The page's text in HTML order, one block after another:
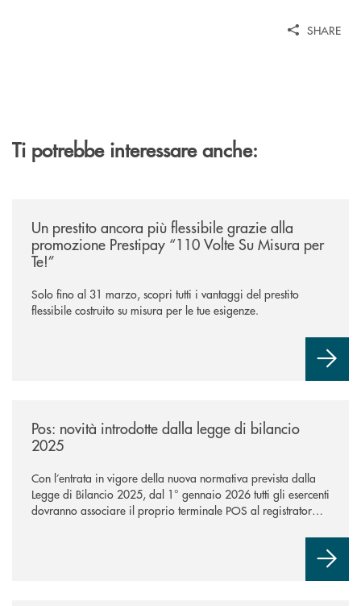
SHARE
Ti potrebbe interessare anche:
Un prestito ancora più flessibile grazie alla
promozione Prestipay “110 Volte Su Misura per
Te!”
Solo fino al 31 marzo, scopri tutti i vantaggi del prestito
flessibile costruito su misura per le tue esigenze.
Pos: novità introdotte dalla legge di bilancio
2025
Con l’entrata in vigore della nuova normativa prevista dalla
Legge di Bilancio 2025, dal 1° gennaio 2026 tutti gli esercenti
dovranno associare il proprio terminale POS al registratore
misura che mira a ottenere un quadro più chiaro e coerente
tra le transazioni POS e le vendite rilevate dai registratori di